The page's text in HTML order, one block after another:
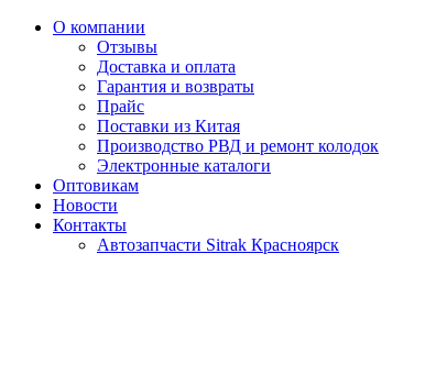
О компании
Отзывы
Доставка и оплата
Гарантия и возвраты
Прайс
Поставки из Китая
Производство РВД и ремонт колодок
Электронные каталоги
Оптовикам
Новости
Контакты
Автозапчасти Sitrak Красноярск